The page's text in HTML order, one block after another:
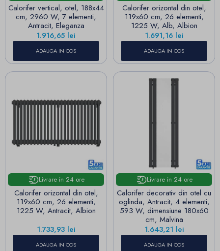
Calorifer vertical, otel, 188x44
cm, 2960 W, 7 elementi,
Antracit, Eleganza
Pret
1.916,65 lei
ADAUGA IN COS
Calorifer orizontal din otel,
119x60 cm, 26 elementi,
1225 W, Alb, Albion
Pret
1.691,16 lei
ADAUGA IN COS
Livrare in 24 ore
Calorifer orizontal din otel,
119x60 cm, 26 elementi,
1225 W, Antracit, Albion
Pret
1.733,93 lei
ADAUGA IN COS
Livrare in 24 ore
Calorifer decorativ din otel cu
oglinda, Antracit, 4 elementi,
593 W, dimensiune 180x60
cm, Malvina
Pret
1.643,21 lei
ADAUGA IN COS